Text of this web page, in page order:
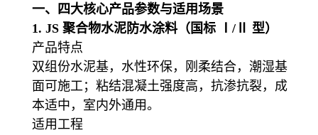
一、四大核心产品参数与适用场景
1. JS 聚合物水泥防水涂料（国标 Ⅰ/Ⅱ 型）
产品特点
双组份水泥基，水性环保，刚柔结合，潮湿基
面可施工；粘结混凝土强度高，抗渗抗裂，成
本适中，室内外通用。
适用工程